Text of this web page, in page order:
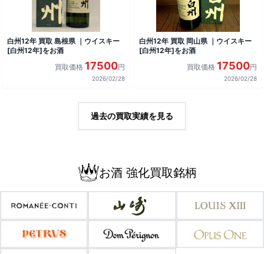
白州12年 買取 島根県 ｜ウイスキー
[白州12年]をお酒
買取価格 17500円
2026/02/28
白州12年 買取 岡山県 ｜ウイスキー
[白州12年]をお酒
買取価格 17500円
2026/02/28
過去の買取実績を見る
お酒 強化買取銘柄